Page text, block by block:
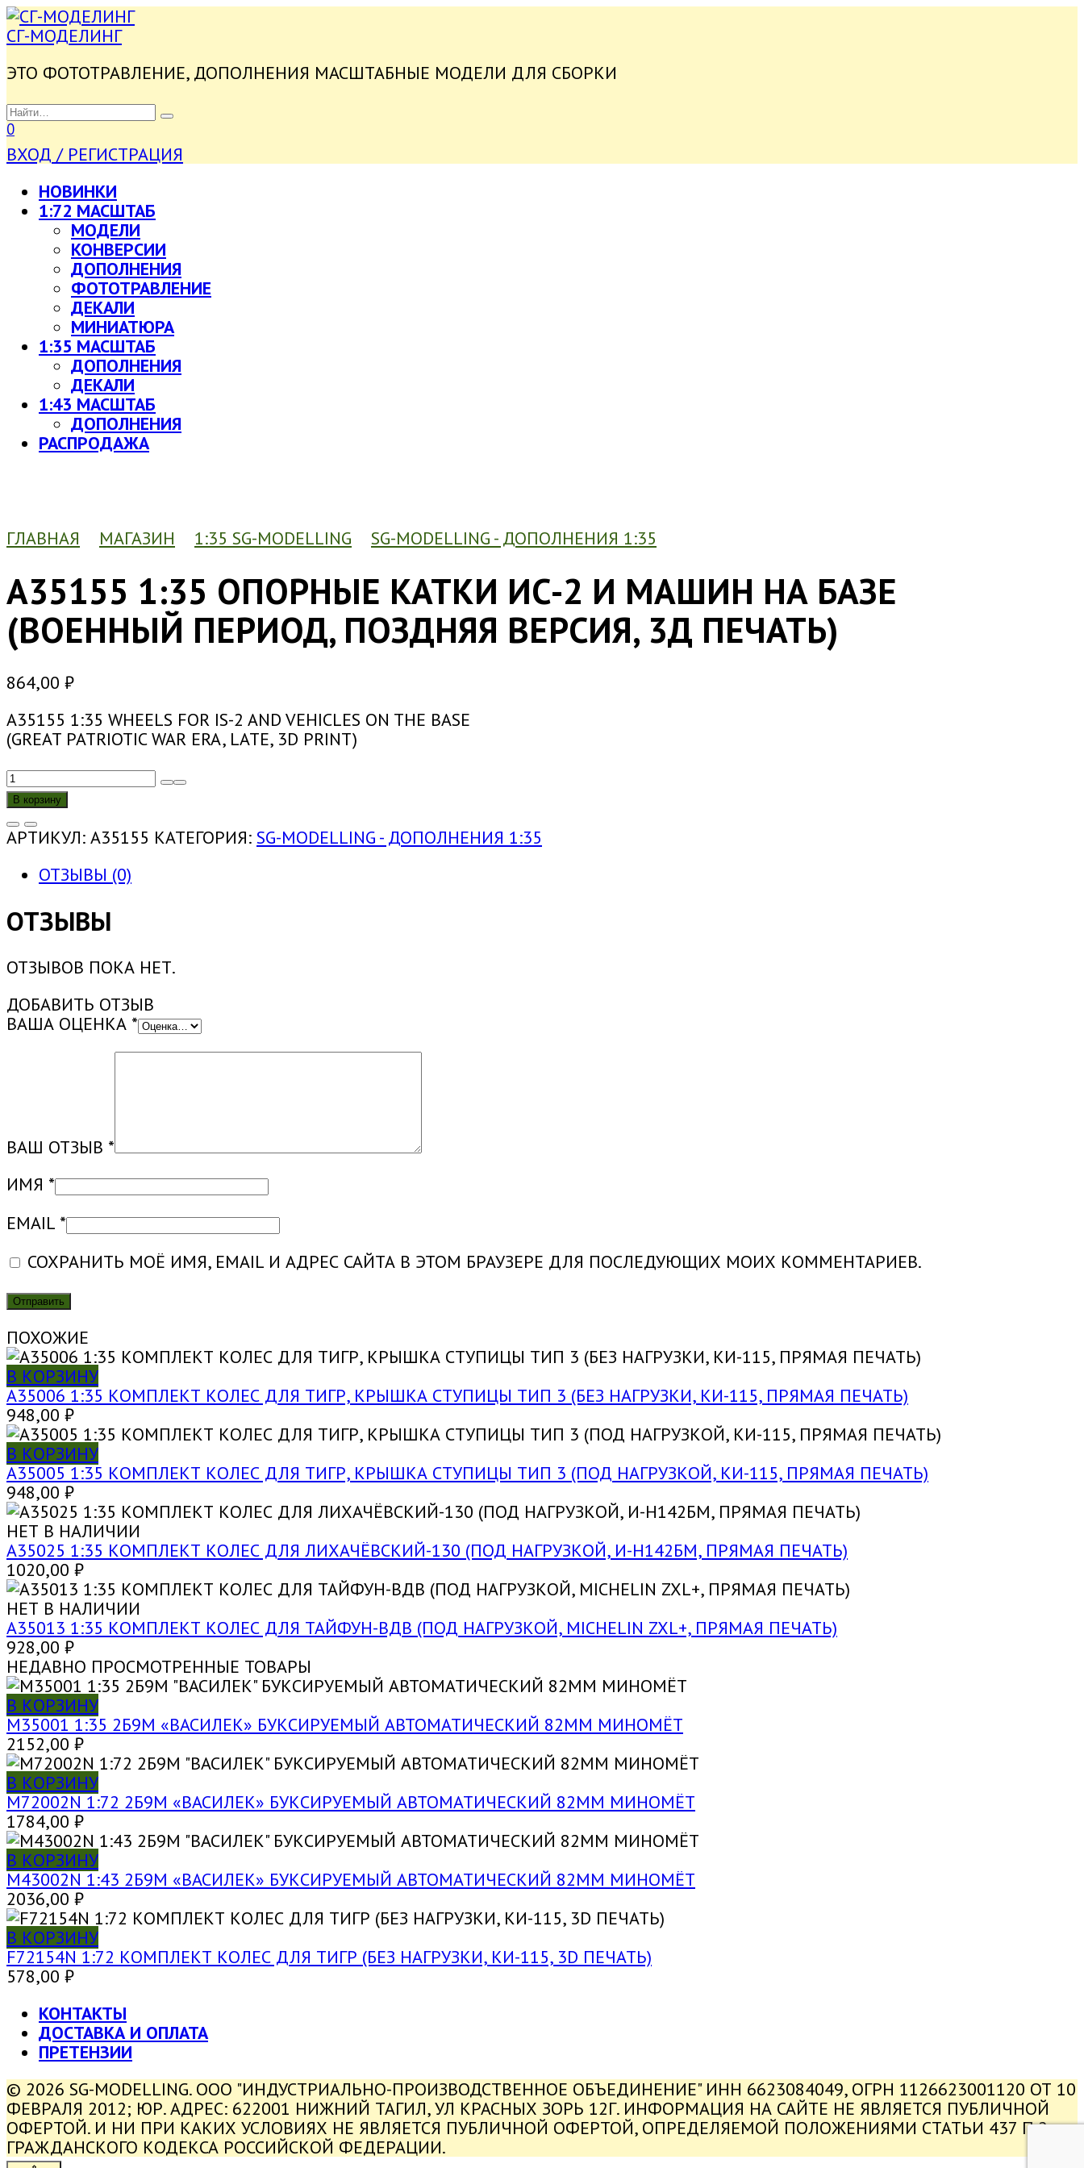
ПЕРЕЙТИ
К
СГ-МОДЕЛИНГ
ЭТО ФОТОТРАВЛЕНИЕ, ДОПОЛНЕНИЯ МАСШТАБНЫЕ МОДЕЛИ ДЛЯ СБОРКИ
SEARCH
FOR:
0
ВХОД / РЕГИСТРАЦИЯ
НОВИНКИ
1:72 МАСШТАБ
МОДЕЛИ
КОНВЕРСИИ
ДОПОЛНЕНИЯ
ФОТОТРАВЛЕНИЕ
ДЕКАЛИ
МИНИАТЮРА
1:35 МАСШТАБ
ДОПОЛНЕНИЯ
ДЕКАЛИ
1:43 МАСШТАБ
ДОПОЛНЕНИЯ
РАСПРОДАЖА
ГЛАВНАЯ МАГАЗИН 1:35 SG-MODELLING SG-MODELLING - ДОПОЛНЕНИЯ 1:35
A35155 1:35 ОПОРНЫЕ КАТКИ ИС-2 И МАШИН НА БАЗЕ
(ВОЕННЫЙ ПЕРИОД, ПОЗДНЯЯ ВЕРСИЯ, 3Д ПЕЧАТЬ)
864,00 ₽
A35155 1:35 WHEELS FOR IS-2 AND VEHICLES ON THE BASE
(GREAT PATRIOTIC WAR ERA, LATE, 3D PRINT)
КОЛИЧЕСТВО
ТОВАРА
A35155
1:35
КАТКИ
ИС-2
И
МАШИН
БАЗЕ
ПЕРИОД,
ПОЗДНЯЯ
В корзину
АРТИКУЛ: A35155 КАТЕГОРИЯ: SG-MODELLING - ДОПОЛНЕНИЯ 1:35
ОТЗЫВЫ (0)
ОТЗЫВЫ
ОТЗЫВОВ ПОКА НЕТ.
ДОБАВИТЬ ОТЗЫВ
ВАША ОЦЕНКА *
ВАШ ОТЗЫВ *
ИМЯ *
EMAIL *
СОХРАНИТЬ МОЁ ИМЯ, EMAIL И АДРЕС САЙТА В ЭТОМ БРАУЗЕРЕ ДЛЯ ПОСЛЕДУЮЩИХ МОИХ КОММЕНТАРИЕВ.
ПОХОЖИЕ
В КОРЗИНУ
A35006 1:35 КОМПЛЕКТ КОЛЕС ДЛЯ ТИГР, КРЫШКА СТУПИЦЫ ТИП 3 (БЕЗ НАГРУЗКИ, КИ-115, ПРЯМАЯ ПЕЧАТЬ)
948,00 ₽
В КОРЗИНУ
A35005 1:35 КОМПЛЕКТ КОЛЕС ДЛЯ ТИГР, КРЫШКА СТУПИЦЫ ТИП 3 (ПОД НАГРУЗКОЙ, КИ-115, ПРЯМАЯ ПЕЧАТЬ)
948,00 ₽
НЕТ В НАЛИЧИИ
A35025 1:35 КОМПЛЕКТ КОЛЕС ДЛЯ ЛИХАЧЁВСКИЙ-130 (ПОД НАГРУЗКОЙ, И-Н142БМ, ПРЯМАЯ ПЕЧАТЬ)
1020,00 ₽
НЕТ В НАЛИЧИИ
A35013 1:35 КОМПЛЕКТ КОЛЕС ДЛЯ ТАЙФУН-ВДВ (ПОД НАГРУЗКОЙ, MICHELIN ZXL+, ПРЯМАЯ ПЕЧАТЬ)
928,00 ₽
НЕДАВНО ПРОСМОТРЕННЫЕ ТОВАРЫ
В КОРЗИНУ
M35001 1:35 2Б9М «ВАСИЛЕК» БУКСИРУЕМЫЙ АВТОМАТИЧЕСКИЙ 82ММ МИНОМЁТ
2152,00 ₽
В КОРЗИНУ
M72002N 1:72 2Б9М «ВАСИЛЕК» БУКСИРУЕМЫЙ АВТОМАТИЧЕСКИЙ 82ММ МИНОМЁТ
1784,00 ₽
В КОРЗИНУ
M43002N 1:43 2Б9М «ВАСИЛЕК» БУКСИРУЕМЫЙ АВТОМАТИЧЕСКИЙ 82ММ МИНОМЁТ
2036,00 ₽
В КОРЗИНУ
F72154N 1:72 КОМПЛЕКТ КОЛЕС ДЛЯ ТИГР (БЕЗ НАГРУЗКИ, КИ-115, 3D ПЕЧАТЬ)
578,00 ₽
КОНТАКТЫ
ДОСТАВКА И ОПЛАТА
ПРЕТЕНЗИИ
© 2026 SG-MODELLING. ООО "ИНДУСТРИАЛЬНО-ПРОИЗВОДСТВЕННОЕ ОБЪЕДИНЕНИЕ" ИНН 6623084049, ОГРН 1126623001120 ОТ 10
ФЕВРАЛЯ 2012; ЮР. АДРЕС: 622001 НИЖНИЙ ТАГИЛ, УЛ КРАСНЫХ ЗОРЬ 12Г. ИНФОРМАЦИЯ НА САЙТЕ НЕ ЯВЛЯЕТСЯ ПУБЛИЧНОЙ
ОФЕРТОЙ. И НИ ПРИ КАКИХ УСЛОВИЯХ НЕ ЯВЛЯЕТСЯ ПУБЛИЧНОЙ ОФЕРТОЙ, ОПРЕДЕЛЯЕМОЙ ПОЛОЖЕНИЯМИ СТАТЬИ 437 П.2
ГРАЖДАНСКОГО КОДЕКСА РОССИЙСКОЙ ФЕДЕРАЦИИ.